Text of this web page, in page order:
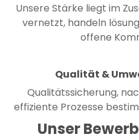
Unsere Stärke liegt im
vernetzt, handeln
offene
Qualität &
Qualitätssicherung,
effiziente Prozesse
Unser